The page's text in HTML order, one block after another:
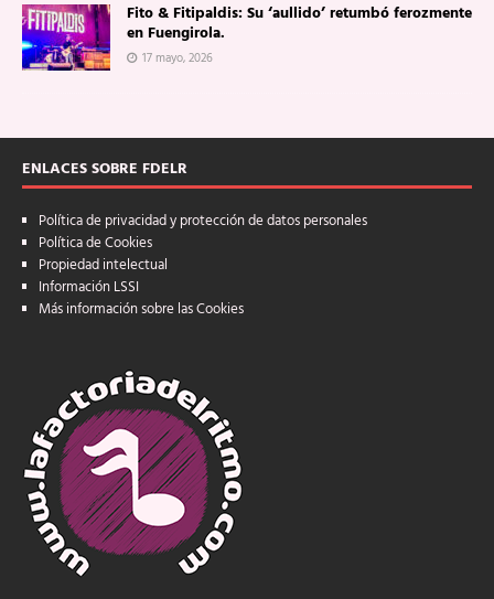
Fito & Fitipaldis: Su ‘aullido’ retumbó ferozmente
en Fuengirola.
17 mayo, 2026
ENLACES SOBRE FDELR
Política de privacidad y protección de datos personales
Política de Cookies
Propiedad intelectual
Información LSSI
Más información sobre las Cookies